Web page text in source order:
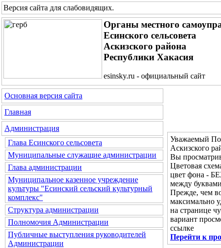
Версия сайта для слабовидящих.
Органы местного
Есинского сельсовета
Аскизского района
Республики Хакасия
esinsky.ru - официальный сайт
Основная версия сайта
Главная
Администрация
Глава Есинского сельсовета
Муниципальные служащие администрации
Глава администрации
Муниципальное казенное учреждение
культуры "Есинский сельский культурный
комплекс"
Структура администрации
Полномочия Администрации
Публичные выступления руководителей
Администрации
Уважаемый
Аскизского
Вы
Цветовая
цвет фона -
между
Прежде, чем
максимально
на странице
вариант
ссылке
Перейти к